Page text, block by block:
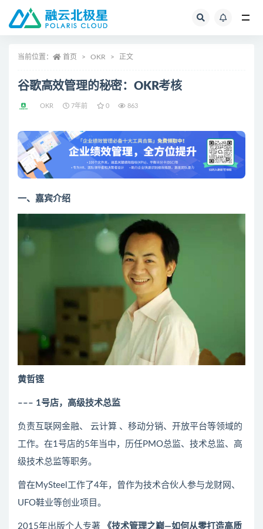
当前位置： 首页 OKR 正文
谷歌高效管理的秘密：OKR考核
OKR 7年前 0 863
一、嘉宾介绍
黄哲铿
––– 1号店，高级技术总监
负责互联网金融、 云计算 、移动分销、开放平台等领域的
工作。在1号店的5年当中，历任PMO总监、技术总监、高
级技术总监等职务。
曾在MySteel工作了4年，曾作为技术合伙人参与龙财网、
UFO鞋业等创业项目。
2015年出版个人专著
《技术管理之巅—如何从零打造高质